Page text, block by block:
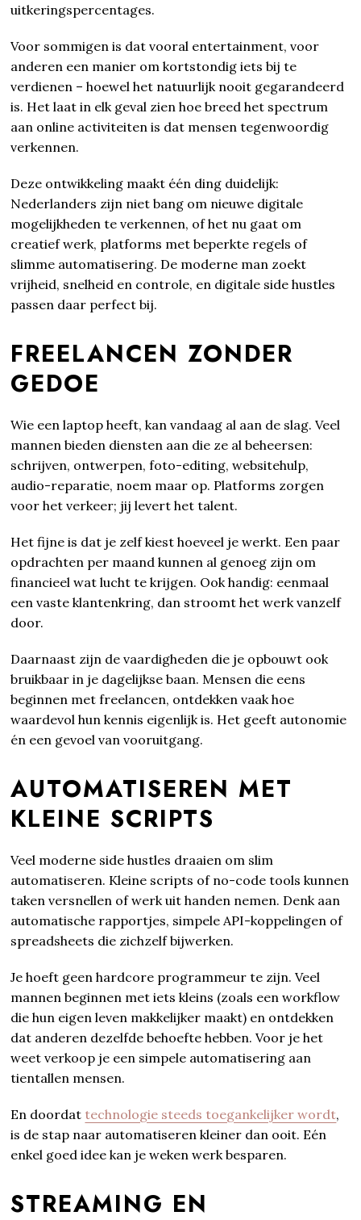
uitkeringspercentages.
Voor sommigen is dat vooral entertainment, voor
anderen een manier om kortstondig iets bij te
verdienen – hoewel het natuurlijk nooit gegarandeerd
is. Het laat in elk geval zien hoe breed het spectrum
aan online activiteiten is dat mensen tegenwoordig
verkennen.
Deze ontwikkeling maakt één ding duidelijk:
Nederlanders zijn niet bang om nieuwe digitale
mogelijkheden te verkennen, of het nu gaat om
creatief werk, platforms met beperkte regels of
slimme automatisering. De moderne man zoekt
vrijheid, snelheid en controle, en digitale side hustles
passen daar perfect bij.
FREELANCEN ZONDER
GEDOE
Wie een laptop heeft, kan vandaag al aan de slag. Veel
mannen bieden diensten aan die ze al beheersen:
schrijven, ontwerpen, foto-editing, websitehulp,
audio-reparatie, noem maar op. Platforms zorgen
voor het verkeer; jij levert het talent.
Het fijne is dat je zelf kiest hoeveel je werkt. Een paar
opdrachten per maand kunnen al genoeg zijn om
financieel wat lucht te krijgen. Ook handig: eenmaal
een vaste klantenkring, dan stroomt het werk vanzelf
door.
Daarnaast zijn de vaardigheden die je opbouwt ook
bruikbaar in je dagelijkse baan. Mensen die eens
beginnen met freelancen, ontdekken vaak hoe
waardevol hun kennis eigenlijk is. Het geeft autonomie
én een gevoel van vooruitgang.
AUTOMATISEREN MET
KLEINE SCRIPTS
Veel moderne side hustles draaien om slim
automatiseren. Kleine scripts of no-code tools kunnen
taken versnellen of werk uit handen nemen. Denk aan
automatische rapportjes, simpele API-koppelingen of
spreadsheets die zichzelf bijwerken.
Je hoeft geen hardcore programmeur te zijn. Veel
mannen beginnen met iets kleins (zoals een workflow
die hun eigen leven makkelijker maakt) en ontdekken
dat anderen dezelfde behoefte hebben. Voor je het
weet verkoop je een simpele automatisering aan
tientallen mensen.
En doordat technologie steeds toegankelijker wordt,
is de stap naar automatiseren kleiner dan ooit. Eén
enkel goed idee kan je weken werk besparen.
STREAMING EN